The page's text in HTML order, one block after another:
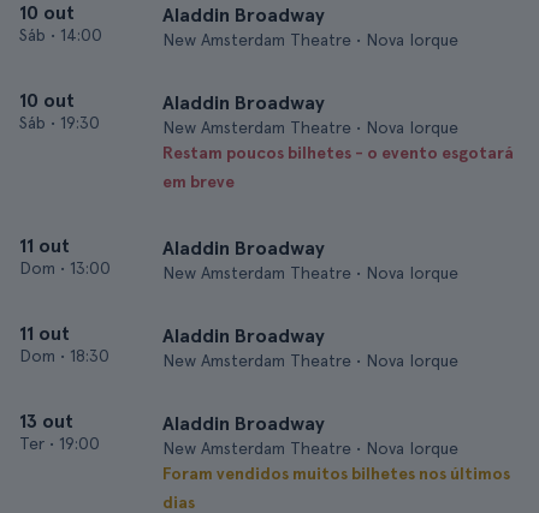
10 out
Sáb • 14:00
Aladdin Broadway
New Amsterdam Theatre • Nova Iorque
10 out
Sáb • 19:30
Aladdin Broadway
New Amsterdam Theatre • Nova Iorque
Restam poucos bilhetes - o evento esgotará
em breve
11 out
Dom • 13:00
Aladdin Broadway
New Amsterdam Theatre • Nova Iorque
11 out
Dom • 18:30
Aladdin Broadway
New Amsterdam Theatre • Nova Iorque
13 out
Ter • 19:00
Aladdin Broadway
New Amsterdam Theatre • Nova Iorque
Foram vendidos muitos bilhetes nos últimos
dias